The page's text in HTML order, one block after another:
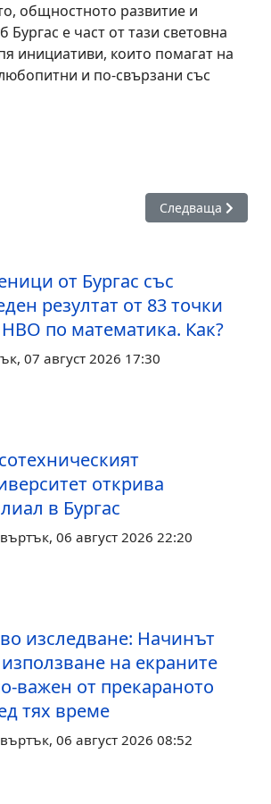
общностното развитие и
е част от тази световна
инициативи, които помагат на
и по-свързани със
откри модерен STEM център за
Следваща
Следваща
от Бургас със
резултат от 83 точки
по математика. Как?
07 август 2026 17:30
открива
в Бургас
06 август 2026 22:20
изследване: Начинът
на екраните
важен от прекараното
тях време
06 август 2026 08:52